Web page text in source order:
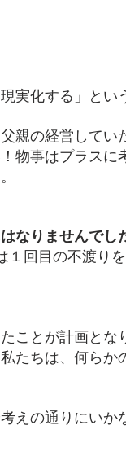
実化する」とい
親の経営してい
物事はプラス
なりませんでし
１回目の不渡り
ことが計画とな
たちは、何らか
えの通りにいか